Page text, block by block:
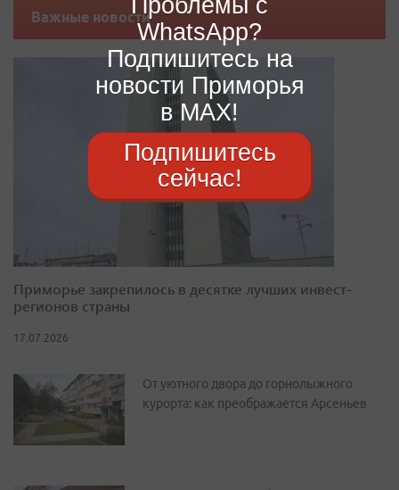
Важные новости
Приморье закрепилось в десятке лучших инвест-
регионов страны
17.07.2026
От уютного двора до горнолыжного
курорта: как преображается Арсеньев
WhatsApp?
Подпишитесь на
новости Приморья
в MAX!
Подпишитесь
сейчас!